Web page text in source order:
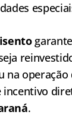
isento
operação
incentivo
.